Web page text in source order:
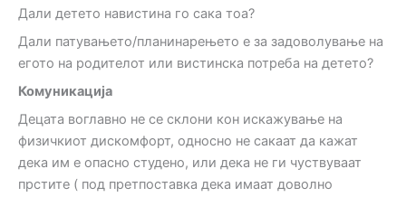
Дали детето навистина го сака тоа?
Дали патувањето/планинарењето е за задоволување на
егото на родителот или вистинска потреба на детето?
Комуникација
Децата воглавно не се склони кон искажување на
физичкиот дискомфорт, односно не сакаат да кажат
дека им е опасно студено, или дека не ги чуствуваат
прстите ( под претпоставка дека имаат доволно